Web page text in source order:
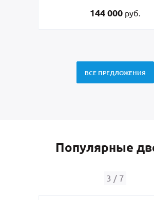
144 000 руб.
ВСЕ ПРЕДЛОЖЕНИЯ
Популярные
3 / 7